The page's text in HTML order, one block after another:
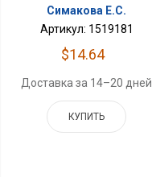
Симакова Е.С.
Артикул: 1519181
$14.64
Доставка за 14–20 дней
КУПИТЬ